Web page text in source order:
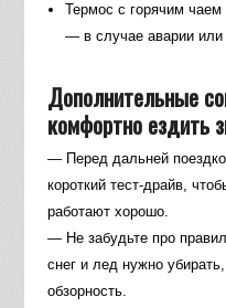
Термос с горячим
— в случае аварии или
Дополнительные
комфортно ездить
— Перед дальней
короткий тест-драйв,
работают хорошо.
— Не забудьте про
снег и лед нужно
обзорность.